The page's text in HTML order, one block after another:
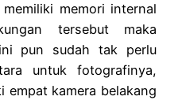
memori internal
tersebut maka
pun sudah tak perlu
untuk fotografinya,
empat kamera belakang